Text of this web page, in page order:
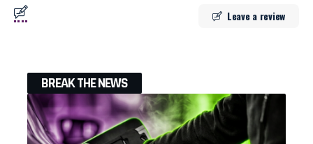
Leave a review
BREAK THE NEWS